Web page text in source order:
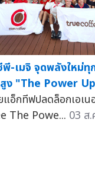
-เมจิ จุดพลังใหม่ทุ
ง "The Power
อ็กทีฟปลดล็อกเอเน
The Powe... 03 ส.